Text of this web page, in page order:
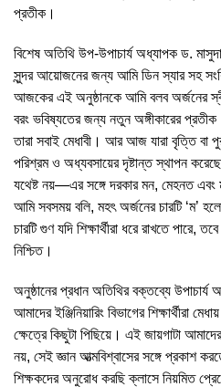
প্রতীক।
বিশেষ অতিথি উপ-উপাচার্য অধ্যাপক ড.
সুন্দর আয়োজনের জন্য আমি ডিন স্যার সহ
আজকের এই অনুষ্ঠানকে আমি বলব অর্জনের
বরং ভবিষ্যতের জন্য নতুন অঙ্গীকারের প্রতীক।
তারা সবাই মেধাবী। আর আজ যারা বৃত্তি বা
পরিশ্রম ও অধ্যবসায়ের দৃষ্টান্ত স্থাপন
যথেষ্ট নয়—এর সঙ্গে দরকার মন, মেহনত এবং
আমি সবসময় বলি, মহৎ অর্জনের চারটি ‘ম’
চারটি গুণ যদি শিক্ষার্থীরা ধরে রাখতে পারে,
নিশ্চিত।
অনুষ্ঠানের প্রধান অতিথির বক্তব্যে
আমাদের ইঞ্জিনিয়ারিং বিভাগের শিক্ষার্থীরা
ক্ষেত্রে কিছুটা পিছিয়ে। এই জায়গাটা
নয়, সেই জ্ঞান আত্মবিশ্বাসের সঙ্গে প্রকাশ
শিক্ষকদের অনুরোধ করছি ক্লাসে নিয়মিত